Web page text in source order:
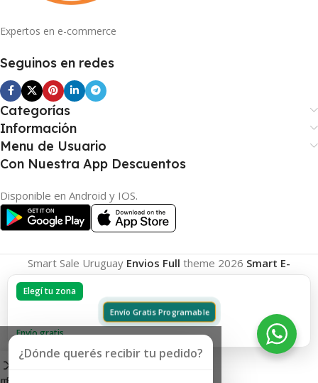
Elegí tu zona
Envío Gratis Programable
Envío gratis
Expertos en e-commerce
Seguinos en redes
Categorías
Información
Menu de Usuario
Con Nuestra App Descuentos
Disponible en Android y IOS.
Smart Sale Uruguay Envios Full theme 2026 Smart E-
Commerce.
Favoritos
¿Dónde querés recibir tu pedido?